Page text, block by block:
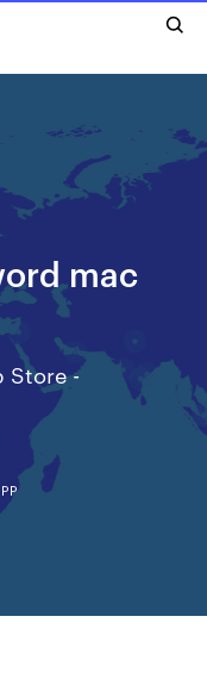
mac
Store -